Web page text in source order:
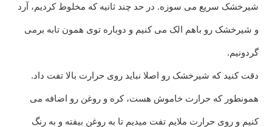
شیرخشک سریع می سوزه. در حد چند ثانیه که مخلوط کردیم، آرد
و شیرخشک رو باهم الک می کنیم و دوباره توی همون تابه برمی
گردونیم.
دقت کنید که شیرخشک رو اصلا نباید روی حرارت بالا تفت داد.
همونطور که حرارت خاموش هست، کره و روغن رو اضافه می
کنیم و روی حرارت ملایم تفت میدیم تا به روغن بیفته و به رنگ